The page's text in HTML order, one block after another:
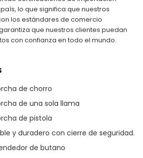
lo que significa que nuestros
los estándares de comercio
que nuestros clientes puedan
con confianza en todo el mundo.
de chorro
de una sola llama
de pistola
y duradero con cierre de seguridad.
de butano